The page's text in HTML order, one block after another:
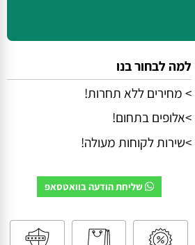
למה לבחור בנו
>אלופים בתחום!